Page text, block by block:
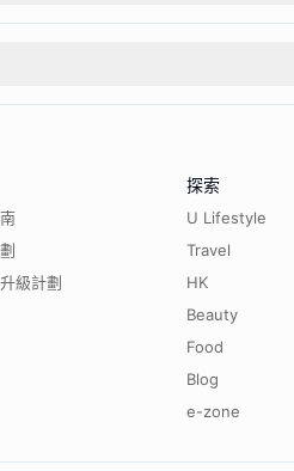
級計劃
探索
U Lifestyle
Travel
HK
Beauty
Food
Blog
e-zone